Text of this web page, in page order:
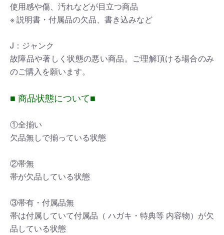
使用感や傷、汚れなどが目立つ商品
※ 説明書・付属品の欠品、書き込みなど
J：ジャンク
故障品や著しく状態の悪い商品。ご理解頂ける場合のみ
のご購入を願います。
■ 商品状態について■
①全揃い
欠品無しで揃っている状態
②帯無
帯が欠品している状態
③帯有・付属品無
帯は付属していて付属品（ ハガキ・特典等 内容物）が欠
品している状態